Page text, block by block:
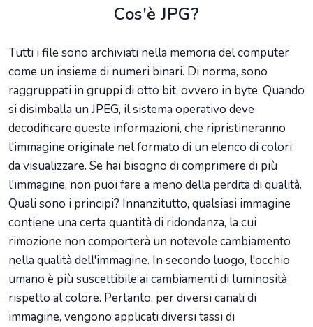
Cos'è JPG?
Tutti i file sono archiviati nella memoria del computer
come un insieme di numeri binari. Di norma, sono
raggruppati in gruppi di otto bit, ovvero in byte. Quando
si disimballa un JPEG, il sistema operativo deve
decodificare queste informazioni, che ripristineranno
l'immagine originale nel formato di un elenco di colori
da visualizzare. Se hai bisogno di comprimere di più
l'immagine, non puoi fare a meno della perdita di qualità.
Quali sono i principi? Innanzitutto, qualsiasi immagine
contiene una certa quantità di ridondanza, la cui
rimozione non comporterà un notevole cambiamento
nella qualità dell'immagine. In secondo luogo, l'occhio
umano è più suscettibile ai cambiamenti di luminosità
rispetto al colore. Pertanto, per diversi canali di
immagine, vengono applicati diversi tassi di